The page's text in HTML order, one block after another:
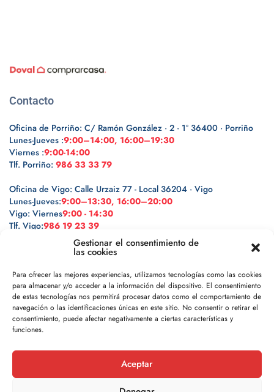
Gestionar el consentimiento de
las cookies
Para ofrecer las mejores experiencias, utilizamos tecnologías como las cookies
para almacenar y/o acceder a la información del dispositivo. El consentimiento
de estas tecnologías nos permitirá procesar datos como el comportamiento de
navegación o las identificaciones únicas en este sitio. No consentir o retirar el
consentimiento, puede afectar negativamente a ciertas características y
funciones.
Aceptar
Contacto
Oficina de Porriño: C/ Ramón González · 2 · 1º 36400 · Porriño
Lunes-Jueves :9:00–14:00, 16:00–19:30
Viernes :9:00-14:00
Tlf. Porriño: 986 33 33 79
Oficina de Vigo: Calle Urzaiz 77 - Local 36204 · Vigo
Lunes-Jueves:9:00–13:30, 16:00–20:00
Vigo: Viernes9:00 - 14:30
Tlf. Vigo:986 19 23 39
Legal
Política de privacidad